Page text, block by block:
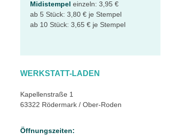
Midistempel einzeln: 3,95 €
ab 5 Stück: 3,80 € je Stempel
ab 10 Stück: 3,65 € je Stempel
WERKSTATT-LADEN
Kapellenstraße 1
63322 Rödermark / Ober-Roden
Öffnungszeiten: